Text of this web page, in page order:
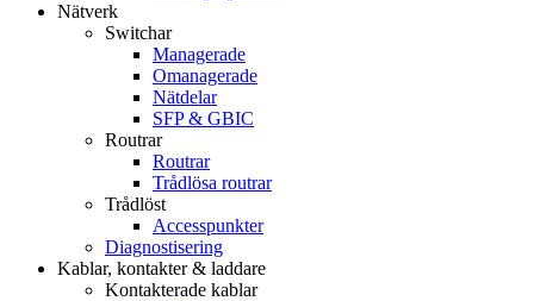
Nätverk
Switchar
Managerade
Omanagerade
Nätdelar
SFP & GBIC
Routrar
Routrar
Trådlösa routrar
Trådlöst
Accesspunkter
Diagnostisering
Kablar, kontakter & laddare
Kontakterade kablar